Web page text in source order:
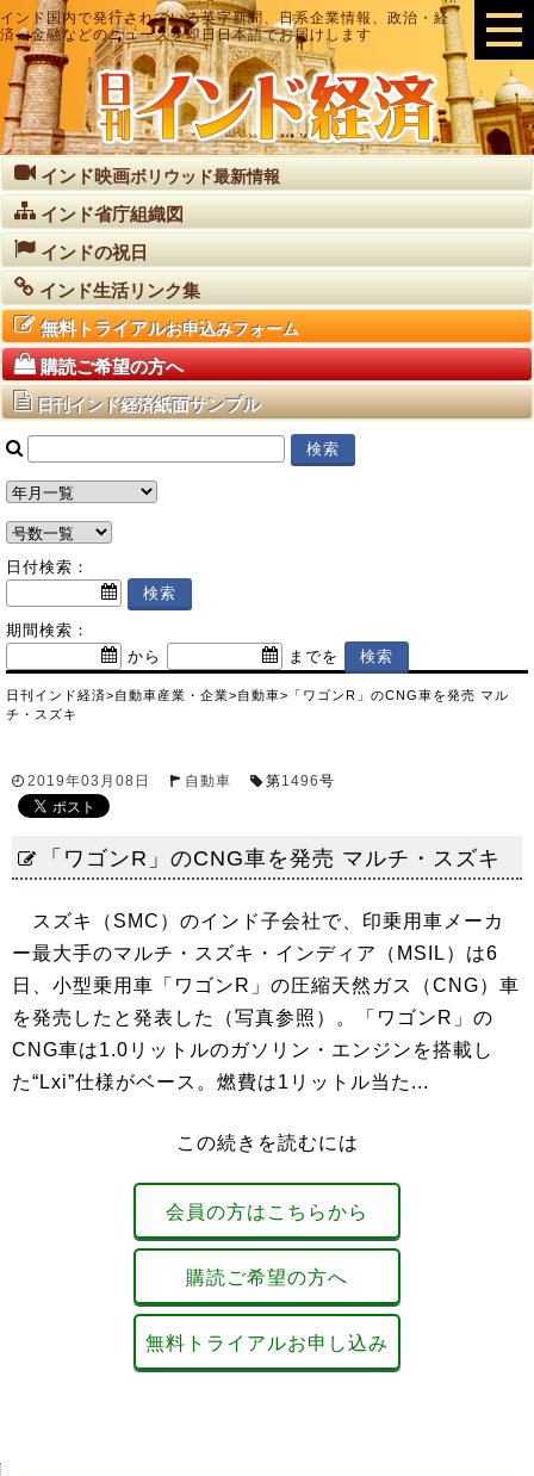
インド国内で発行されている英字新聞、日系企業情報、政治・経
済・金融などのニュースを即日日本語でお届けします
インド映画ボリウッド最新情報
インド省庁組織図
インドの祝日
インド生活リンク集
無料トライアルお申込みフォーム
購読ご希望の方へ
日刊インド経済紙面サンプル
日付検索：
期間検索：
から
までを
日刊インド経済>自動車産業・企業>自動車> 「ワゴンR」のCNG車を発売 マル
チ・スズキ
2019年03月08日 自動車 第1496号
「ワゴンR」のCNG車を発売 マルチ・スズキ
スズキ（SMC）のインド子会社で、印乗用車メーカ
ー最大手のマルチ・スズキ・インディア（MSIL）は6
日、小型乗用車「ワゴンR」の圧縮天然ガス（CNG）車
を発売したと発表した（写真参照）。「ワゴンR」の
CNG車は1.0リットルのガソリン・エンジンを搭載し
た“Lxi”仕様がベース。燃費は1リットル当た...
この続きを読むには
会員の方はこちらから
購読ご希望の方へ
無料トライアルお申し込み